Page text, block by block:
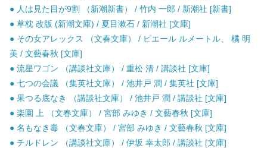
● 人は見た目が9割 （新潮新書） / 竹内 一郎 / 新潮社 [新書]
● 草枕 改版 (新潮文庫) / 夏目漱石 / 新潮社 [文庫]
● その女アレックス （文春文庫） / ピエール ルメートル、 橘 明
美 / 文藝春秋 [文庫]
● 流星ワゴン （講談社文庫） / 重松 清 / 講談社 [文庫]
● 七つの会議 （集英社文庫） / 池井戸 潤 / 集英社 [文庫]
● 果つる底なき （講談社文庫） / 池井戸 潤 / 講談社 [文庫]
● 楽園 上 （文春文庫） / 宮部 みゆき / 文藝春秋 [文庫]
● 名もなき毒 （文春文庫） / 宮部 みゆき / 文藝春秋 [文庫]
● チルドレン （講談社文庫） / 伊坂 幸太郎 / 講談社 [文庫]